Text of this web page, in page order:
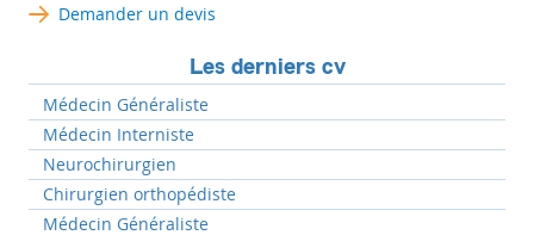
Demander un devis
Les derniers cv
Médecin Généraliste
Médecin Interniste
Neurochirurgien
Chirurgien orthopédiste
Médecin Généraliste